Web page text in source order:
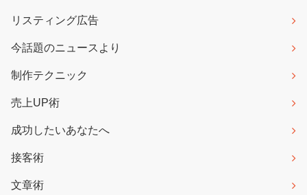
リスティング広告
今話題のニュースより
制作テクニック
売上UP術
成功したいあなたへ
接客術
文章術